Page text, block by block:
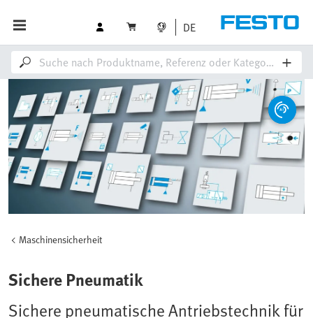
DE
Maschinensicherheit
Sichere Pneumatik
Sichere pneumatische Antriebstechnik für